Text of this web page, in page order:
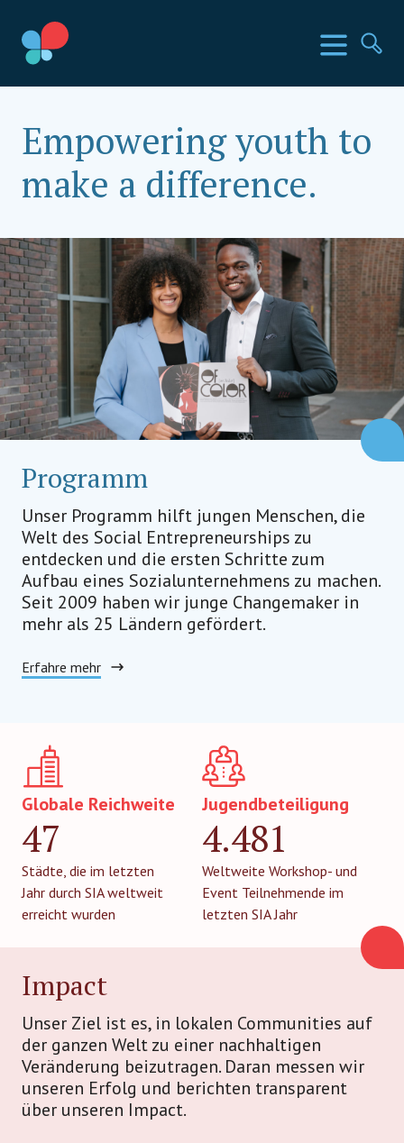
zum
Inhalt
Menü
SIA Länder
Empowering youth to
make a difference.
Programm
Unser Programm hilft jungen Menschen, die
Welt des Social Entrepreneurships zu
entdecken und die ersten Schritte zum
Aufbau eines Sozialunternehmens zu machen.
Seit 2009 haben wir junge Changemaker in
mehr als 25 Ländern gefördert.
Erfahre mehr
Globale Reichweite
47
Städte, die im letzten
Jahr durch SIA weltweit
erreicht wurden
Jugendbeteiligung
4.481
Weltweite Workshop- und
Event Teilnehmende im
letzten SIA Jahr
Impact
Unser Ziel ist es, in lokalen Communities auf
der ganzen Welt zu einer nachhaltigen
Veränderung beizutragen. Daran messen wir
unseren Erfolg und berichten transparent
über unseren Impact.